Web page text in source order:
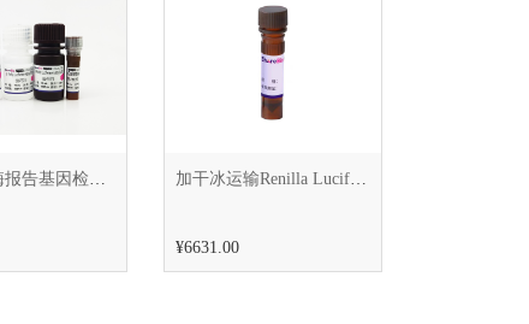
双荧光素酶报告基因检测试剂盒（干冰运输） 加干冰运输Renilla Luciferase Assay Kit（海肾荧光素酶报告基因检测试剂盒）
¥6631.00